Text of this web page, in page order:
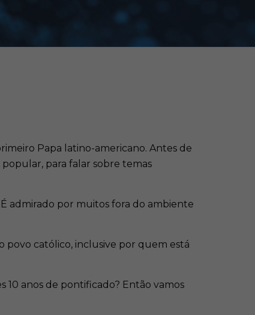
Papa latino-americano. Antes de
para falar sobre temas
admirado por muitos fora do ambiente
povo católico, inclusive por quem está
10 anos de pontificado? Então vamos